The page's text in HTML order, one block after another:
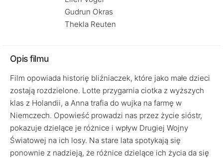
Gudrun Okras
Thekla Reuten
Opis filmu
Film opowiada historię bliźniaczek, które jako małe dzieci
zostają rozdzielone. Lotte przygarnia ciotka z wyższych
klas z Holandii, a Anna trafia do wujka na farmę w
Niemczech. Opowieść prowadzi nas przez życie sióstr,
pokazuje dzielące je różnice i wpływ Drugiej Wojny
Światowej na ich losy. Na stare lata spotykają się
ponownie z nadzieją, że różnice dzielące ich życia da się